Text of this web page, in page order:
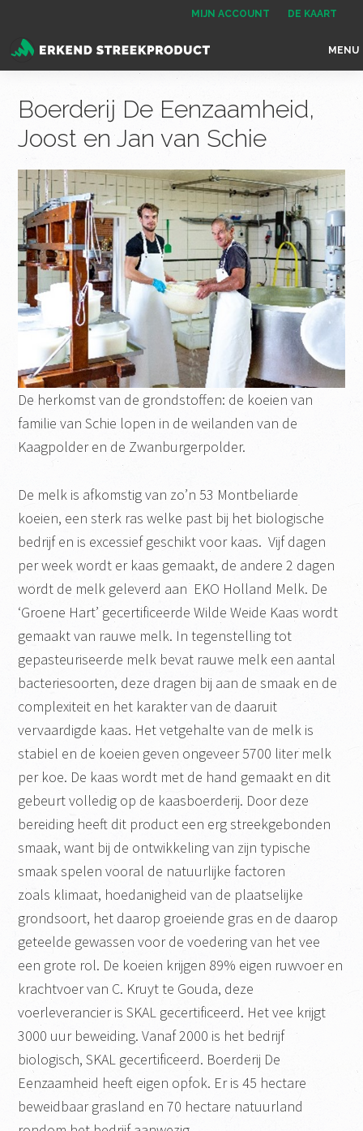
naar
de
naar
de
inhoud
naar
de
MIJN ACCOUNT DE KAART
Erkend
het
enige
onafhankelijke
landelijke
keurmerk
voor
streekproducten
MENU
Boerderij De Eenzaamheid,
Joost en Jan van Schie
De herkomst van de grondstoffen: de koeien van
familie van Schie lopen in de weilanden van de
Kaagpolder en de Zwanburgerpolder.
De melk is afkomstig van zo’n 53 Montbeliarde
koeien, een sterk ras welke past bij het biologische
bedrijf en is excessief geschikt voor kaas. Vijf dagen
per week wordt er kaas gemaakt, de andere 2 dagen
wordt de melk geleverd aan EKO Holland Melk. De
‘Groene Hart’ gecertificeerde Wilde Weide Kaas wordt
gemaakt van rauwe melk. In tegenstelling tot
gepasteuriseerde melk bevat rauwe melk een aantal
bacteriesoorten, deze dragen bij aan de smaak en de
complexiteit en het karakter van de daaruit
vervaardigde kaas. Het vetgehalte van de melk is
stabiel en de koeien geven ongeveer 5700 liter melk
per koe. De kaas wordt met de hand gemaakt en dit
gebeurt volledig op de kaasboerderij. Door deze
bereiding heeft dit product een erg streekgebonden
smaak, want bij de ontwikkeling van zijn typische
smaak spelen vooral de natuurlijke factoren
zoals klimaat, hoedanigheid van de plaatselijke
grondsoort, het daarop groeiende gras en de daarop
geteelde gewassen voor de voedering van het vee
een grote rol. De koeien krijgen 89% eigen ruwvoer en
krachtvoer van C. Kruyt te Gouda, deze
voerleverancier is SKAL gecertificeerd. Het vee krijgt
3000 uur beweiding. Vanaf 2000 is het bedrijf
biologisch, SKAL gecertificeerd. Boerderij De
Eenzaamheid heeft eigen opfok. Er is 45 hectare
beweidbaar grasland en 70 hectare natuurland